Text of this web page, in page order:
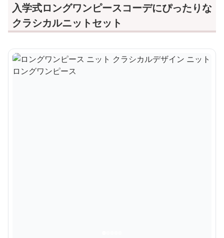
入学式ロングワンピースコーデにぴったりな
クラシカルニットセット